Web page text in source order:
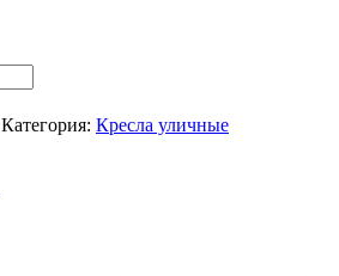
Категория: Кресла уличные